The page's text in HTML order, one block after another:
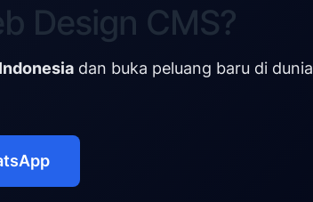
Design CMS?
dan buka peluang baru di dunia